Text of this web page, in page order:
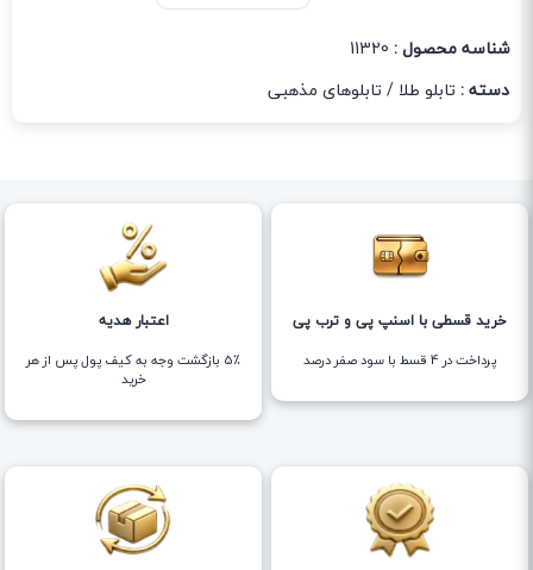
شناسه محصول : 11320
دسته : تابلو طلا / تابلوهای مذهبی
خرید قسطی با اسنپ پی و ترب پی
پرداخت در 4 قسط با سود صفر درصد
اعتبار هدیه
5٪ بازگشت وجه به کیف پول پس از هر
خرید